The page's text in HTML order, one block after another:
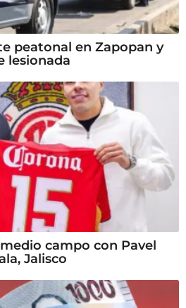
peatonal en Zapopan y
lesionada
campo con Pavel
Jalisco